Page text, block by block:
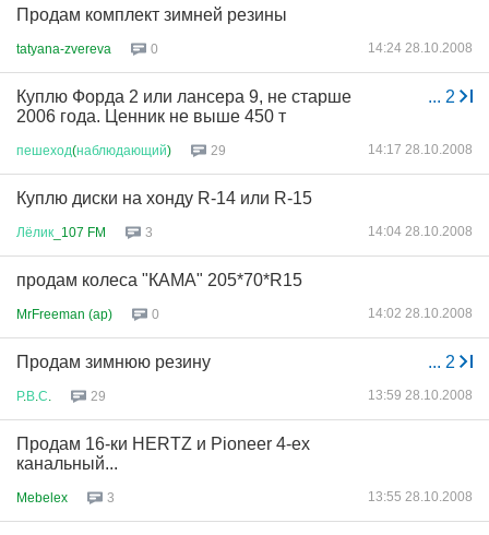
Продам комплект зимней резины
tatyana-zvereva 0 14:24 28.10.2008
... 2
Куплю Форда 2 или лансера 9, не старше
2006 года. Ценник не выше 450 т
пешеход(наблюдающий) 29 14:17 28.10.2008
Куплю диски на хонду R-14 или R-15
Лёлик _107 FM 3 14:04 28.10.2008
продам колеса "КАМА" 205*70*R15
MrFreeman (ap) 0 14:02 28.10.2008
... 2
Продам зимнюю резину
Р.В С 29 13:59 28.10.2008
Продам 16-ки HERTZ и Pioneer 4-ех
канальный...
Mebelex 3 13:55 28.10.2008